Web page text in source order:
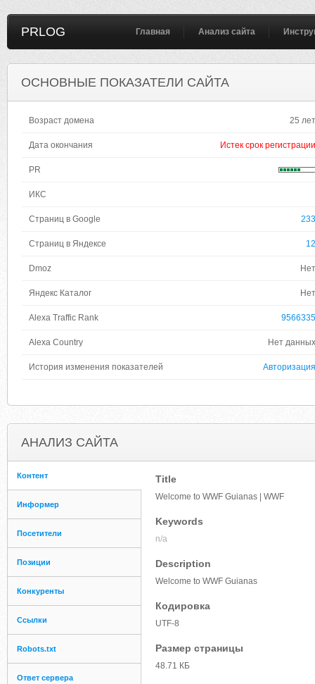
PRLOG Главная Анализ сайта
ОСНОВНЫЕ ПОКАЗАТЕЛИ САЙТА
Возраст домена 25 лет
Дата окончания Истек срок регистрации
PR
ИКС
Страниц в Google 233
Страниц в Яндексе 12
Dmoz Нет
Яндекс Каталог Нет
Alexa Traffic Rank 9566335
Alexa Country Нет данных
История изменения показателей Авторизация
АНАЛИЗ САЙТА
Контент
Информер
Посетители
Позиции
Конкуренты
Ссылки
Robots.txt
Ответ сервера
Title
Welcome to WWF Guianas | WWF
Keywords
n/a
Description
Welcome to WWF Guianas
Кодировка
UTF-8
Размер страницы
48.71 КБ